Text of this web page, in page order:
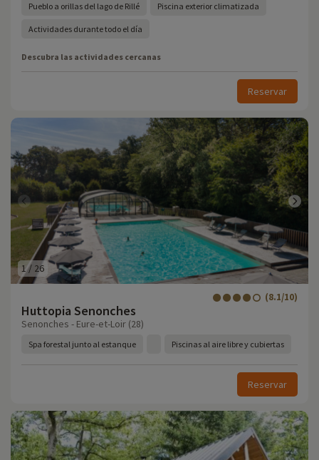
Pueblo a orillas del lago de Rillé Piscina exterior climatizada
Actividades durante todo el día
Descubra las actividades cercanas
Reservar
1/ 26
Huttopia Senonches
(8.1/10)
Senonches - Eure-et-Loir (28)
Spa forestal junto al estanque Piscinas al aire libre y cubiertas
Reservar